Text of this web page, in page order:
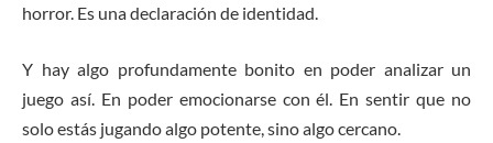
horror. Es una declaración de identidad.
Y hay algo profundamente bonito en poder analizar un
juego así. En poder emocionarse con él. En sentir que no
solo estás jugando algo potente, sino algo cercano.